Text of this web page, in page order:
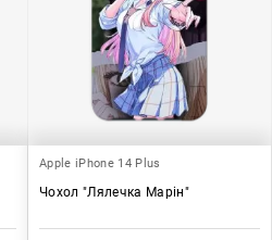
Apple iPhone 14 Plus
Чохол "Лялечка Марін"